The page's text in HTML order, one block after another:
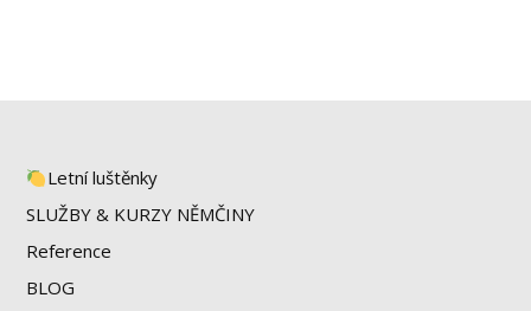
Letní luštěnky
SLUŽBY & KURZY NĚMČINY
Reference
BLOG